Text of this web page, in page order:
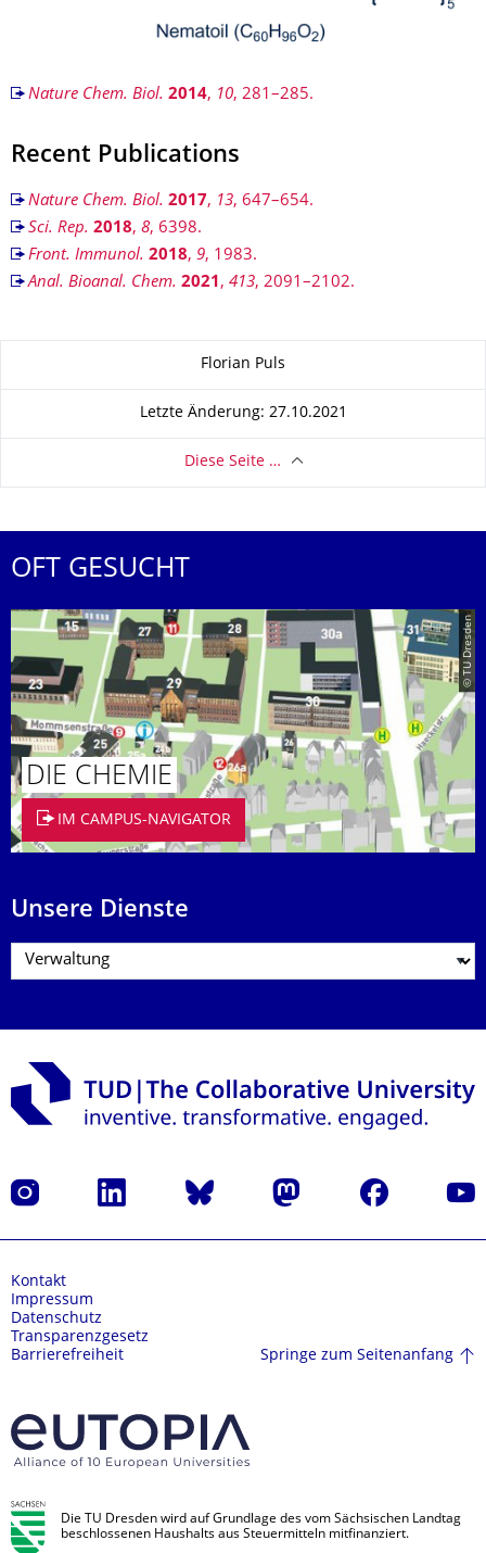
Nature Chem. Biol. 2014, 10, 281–285.
Recent Publications
Nature Chem. Biol. 2017, 13, 647–654.
Sci. Rep. 2018, 8, 6398.
Front. Immunol. 2018, 9, 1983.
Anal. Bioanal. Chem. 2021 , 413, 2091–2102.
Florian Puls
Letzte Änderung: 27.10.2021
Diese Seite …
OFT GESUCHT
© TU Dresden
DIE CHEMIE
IM CAMPUS-NAVIGATOR
Unsere Dienste
Instagram LinkedIn Bluesky Mastodon Facebook
Kontakt
Impressum
Datenschutz
Transparenzgesetz
Barrierefreiheit
Springe zum Seitenanfang
Die TU Dresden wird auf Grundlage des vom Sächsischen Landtag
beschlossenen Haushalts aus Steuermitteln mitfinanziert.